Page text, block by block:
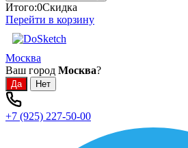
Итого:0Скидка
Перейти в корзину
Москва
Ваш город Москва?
+7 (925) 227-50-00